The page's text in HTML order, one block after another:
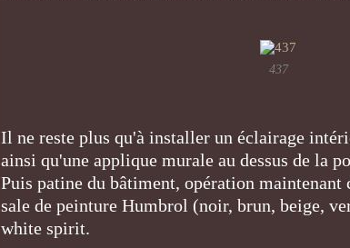
437
Il ne reste plus qu'à installer un éclairage
ainsi qu'une applique murale au dessus de la
Puis patine du bâtiment, opération maintenant
sale de peinture Humbrol (noir, brun, beige,
white spirit.